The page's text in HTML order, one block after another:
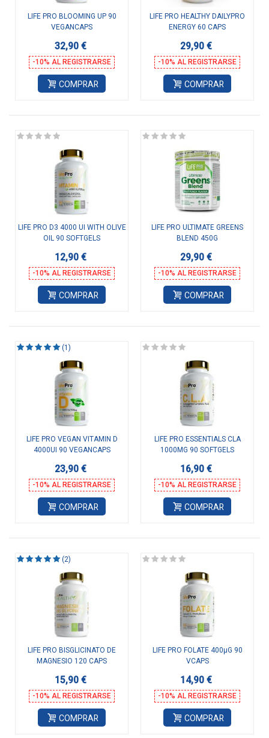
LIFE PRO BLOOMING UP 90
VEGANCAPS
32,90 €
-10% AL REGISTRARSE
COMPRAR
LIFE PRO HEALTHY DAILYPRO
ENERGY 60 CAPS
29,90 €
-10% AL REGISTRARSE
COMPRAR
LIFE PRO D3 4000 UI WITH OLIVE
OIL 90 SOFTGELS
12,90 €
-10% AL REGISTRARSE
COMPRAR
LIFE PRO ULTIMATE GREENS
BLEND 450G
29,90 €
-10% AL REGISTRARSE
COMPRAR
(1)
LIFE PRO VEGAN VITAMIN D
4000UI 90 VEGANCAPS
23,90 €
-10% AL REGISTRARSE
COMPRAR
LIFE PRO ESSENTIALS CLA
1000MG 90 SOFTGELS
16,90 €
-10% AL REGISTRARSE
COMPRAR
(2)
LIFE PRO BISGLICINATO DE
MAGNESIO 120 CAPS
15,90 €
-10% AL REGISTRARSE
COMPRAR
LIFE PRO FOLATE 400µG 90
VCAPS
14,90 €
-10% AL REGISTRARSE
COMPRAR